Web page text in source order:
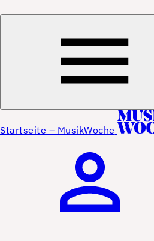
Startseite – MusikWoche